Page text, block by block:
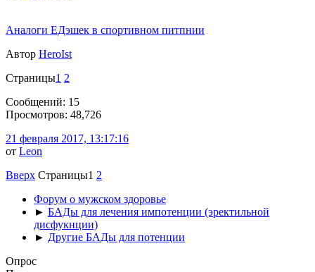
Аналоги ЕДэшек в спортивном питпнии
Автор HeroIst
Страницы1 2
Сообщений: 15
Просмотров: 48,726
21 февраля 2017, 13:17:16
от Leon
Вверх Страницы1 2
Форум о мужском здоровье
► БАДы для лечения импотенции (эректильной
дисфукнции)
► Другие БАДы для потенции
Опрос